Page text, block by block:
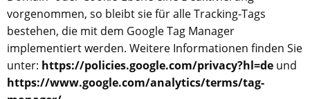
vorgenommen, so bleibt sie für alle Tracking-Tags
bestehen, die mit dem Google Tag Manager
implementiert werden. Weitere Informationen finden Sie
unter: https://policies.google.com/privacy?hl=de und
https://www.google.com/analytics/terms/tag-